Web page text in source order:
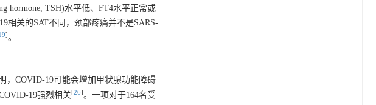
hormone, TSH)水平低、FT4水平正常或
相关的SAT不同，颈部疼痛并不是SARS-
]。
，COVID-19可能会增加甲状腺功能障碍
19强烈相关[26]。一项对于164名受